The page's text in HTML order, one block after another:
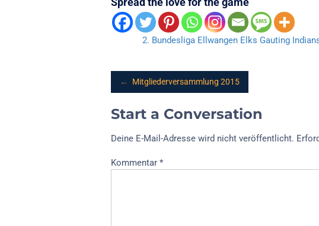
2. Bundesliga Ellwangen Elks Gauting
Post
navigation
← Mitgliederversammlung 2015
Start a Conversation
Deine E-Mail-Adresse wird nicht veröffentlicht.
Kommentar *